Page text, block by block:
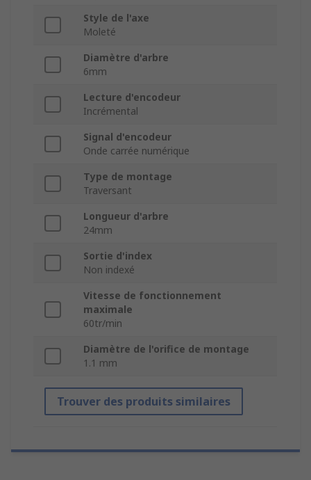
Style de l'axe
Moleté
Diamètre d'arbre
6mm
Lecture d'encodeur
Incrémental
Signal d'encodeur
Onde carrée numérique
Type de montage
Traversant
Longueur d'arbre
24mm
Sortie d'index
Non indexé
Vitesse de fonctionnement
maximale
60tr/min
Diamètre de l'orifice de montage
1.1 mm
Trouver des produits similaires